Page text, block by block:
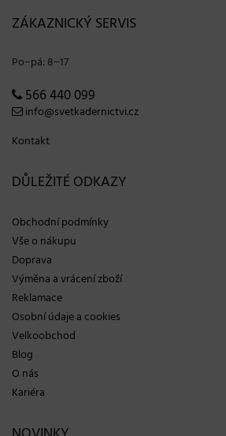
ZÁKAZNICKÝ SERVIS
Po−pá: 8−17
566 440 099
info@svetkadernictvi.cz
Kontakt
DŮLEŽITÉ ODKAZY
Obchodní podmínky
Vše o nákupu
Doprava
Výměna a vrácení zboží
Reklamace
Osobní údaje a cookies
Velkoobchod
Blog
O nás
Kariéra